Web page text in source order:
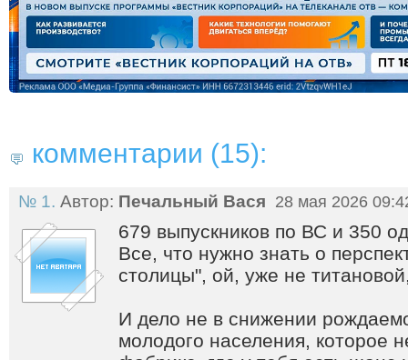
комментарии (15):
№ 1. Автор: Печальный Вася 28 мая 2026
679 выпускников по ВС и 350
Все, что нужно знать о
столицы", ой, уже не
И дело не в снижении
молодого населения, которое